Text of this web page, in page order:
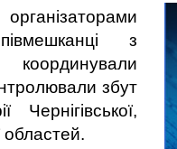
з
збут
Чернігівської,
областей.